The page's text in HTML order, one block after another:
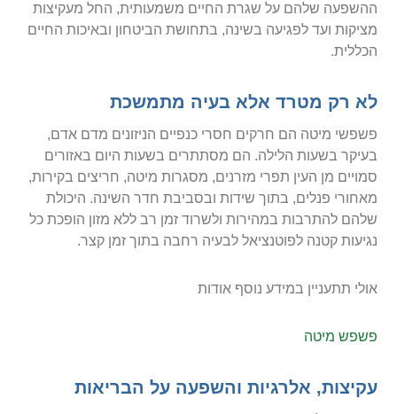
ההשפעה שלהם על שגרת החיים משמעותית, החל מעקיצות
מציקות ועד לפגיעה בשינה, בתחושת הביטחון ובאיכות החיים
הכללית.
לא רק מטרד אלא בעיה מתמשכת
פשפשי מיטה הם חרקים חסרי כנפיים הניזונים מדם אדם,
בעיקר בשעות הלילה. הם מסתתרים בשעות היום באזורים
סמויים מן העין תפרי מזרנים, מסגרות מיטה, חריצים בקירות,
מאחורי פנלים, בתוך שידות ובסביבת חדר השינה. היכולת
שלהם להתרבות במהירות ולשרוד זמן רב ללא מזון הופכת כל
נגיעות קטנה לפוטנציאל לבעיה רחבה בתוך זמן קצר.
אולי תתעניין במידע נוסף אודות
פשפש מיטה
עקיצות, אלרגיות והשפעה על הבריאות